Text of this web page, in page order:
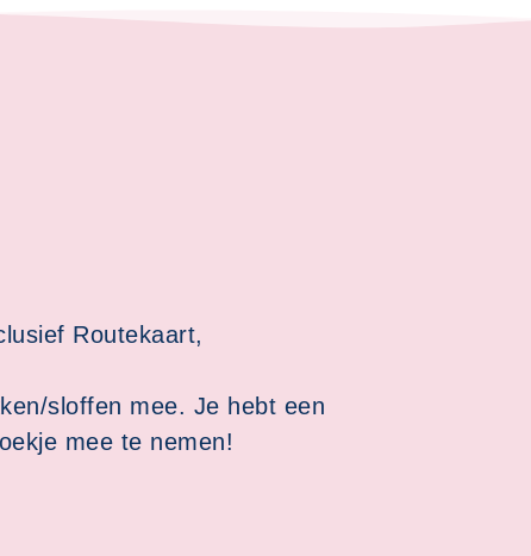
Routekaart,
sloffen mee. Je hebt een
mee te nemen!